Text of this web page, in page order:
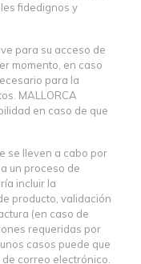
fidedignos y
para su acceso de
momento, en caso
para la
MALLORCA
en caso de que
se lleven a cabo por
un proceso de
incluir la
producto, validación
(en caso de
requeridas por
casos puede que
correo electrónico.